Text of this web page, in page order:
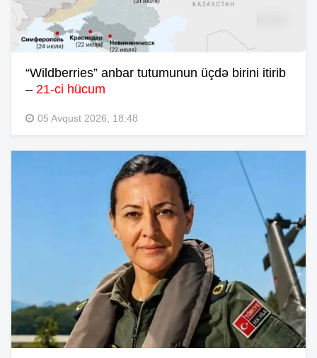
“Wildberries” anbar tutumunun üçdə birini itirib
– 21-ci hücum
05 Avqust 2026, 18:48